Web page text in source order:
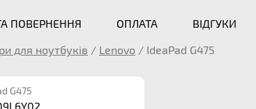
ПОВЕРНЕННЯ ОПЛАТА ВІДГУКИ
для ноутбуків / Lenovo / IdeaPad G475
G475